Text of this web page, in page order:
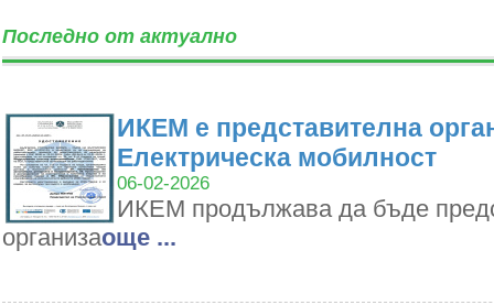
Последно от актуално
ИКЕМ е представителна
Електрическа мобилност
06-02-2026
ИКЕМ продължава да бъде
организаoще ...